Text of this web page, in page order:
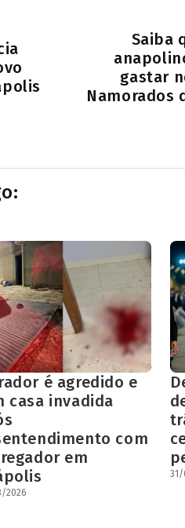
Saiba
gastar
Namorados
é agredido e
casa invadida
com
em
2026